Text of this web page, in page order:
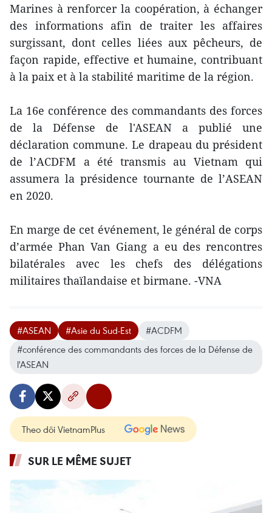
Marines à renforcer la coopération, à échanger
des informations afin de traiter les affaires
surgissant, dont celles liées aux pêcheurs, de
façon rapide, effective et humaine, contribuant
à la paix et à la stabilité maritime de la région.
La 16e conférence des commandants des forces
de la Défense de l'ASEAN a publié une
déclaration commune. Le drapeau du président
de l’ACDFM a été transmis au Vietnam qui
assumera la présidence tournante de l’ASEAN
en 2020.
En marge de cet événement, le général de corps
d’armée Phan Van Giang a eu des rencontres
bilatérales avec les chefs des délégations
militaires thaïlandaise et birmane. -VNA
#ASEAN #Asie du Sud-Est
#ACDFM
#conférence des commandants des forces de la Défense de
l'ASEAN
Theo dõi VietnamPlus
SUR LE MÊME SUJET